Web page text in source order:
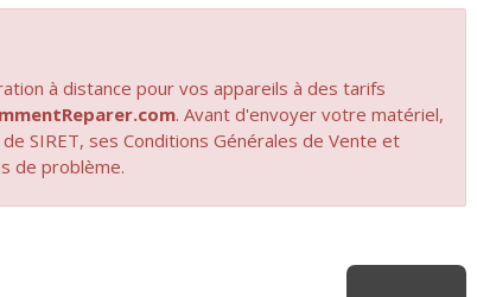
à distance pour vos appareils à des tarifs
. Avant d'envoyer votre matériel,
SIRET, ses Conditions Générales de Vente et
de problème.